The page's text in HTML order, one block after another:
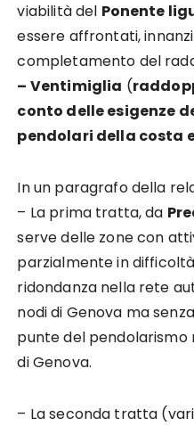
viabilità del Ponente
essere affrontati,
completamento del
– Ventimiglia (
conto delle esigenze
pendolari della costa
In un paragrafo della
– La prima tratta, da
serve delle zone con
parzialmente in
ridondanza nella rete
nodi di Genova ma
punte del
di Genova.
– La seconda tratta